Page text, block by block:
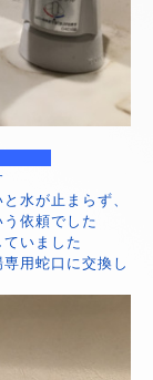
》
水が止まらず、
依頼でした
いました
用蛇口に交換し